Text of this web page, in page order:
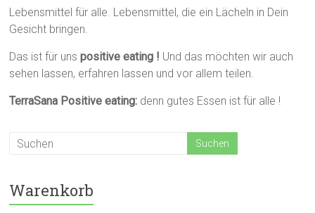
Lebensmittel für alle. Lebensmittel, die ein Lächeln in Dein
Gesicht bringen.
Das ist für unspositive eating ! Und das möchten wir auch
sehen lassen, erfahren lassen und vor allem teilen.
TerraSana Positive eating: denn gutes Essen ist für alle !
Warenkorb